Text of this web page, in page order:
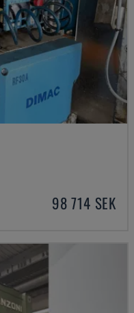
98 714 SEK